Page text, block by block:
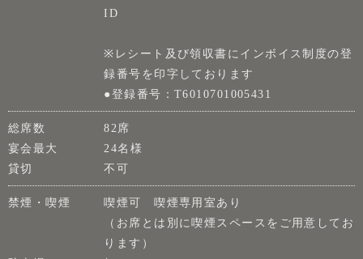
ID
※レシート及び領収書にインボイス制度の登
録番号を印字しております
●登録番号：T6010701005431
総席数
82席
宴会最大
24名様
貸切
不可
禁煙・喫煙
喫煙可 喫煙専用室あり
（お席とは別に喫煙スペースをご用意してお
ります）